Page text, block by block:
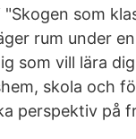
som
rum under
som vill lära
skola och
perspektiv på